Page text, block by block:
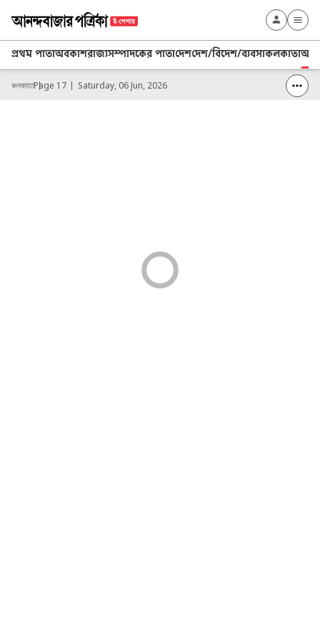
প্রথম পাতাঅবকাশরাজ্যসম্পাদকের পাতাদেশদেশ/বিদেশ/ব্যবসাকলকাতা
কলকাতাPage 17 Saturday, 06 Jun, 2026